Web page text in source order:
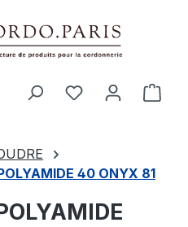
Le
40 ONYX 81